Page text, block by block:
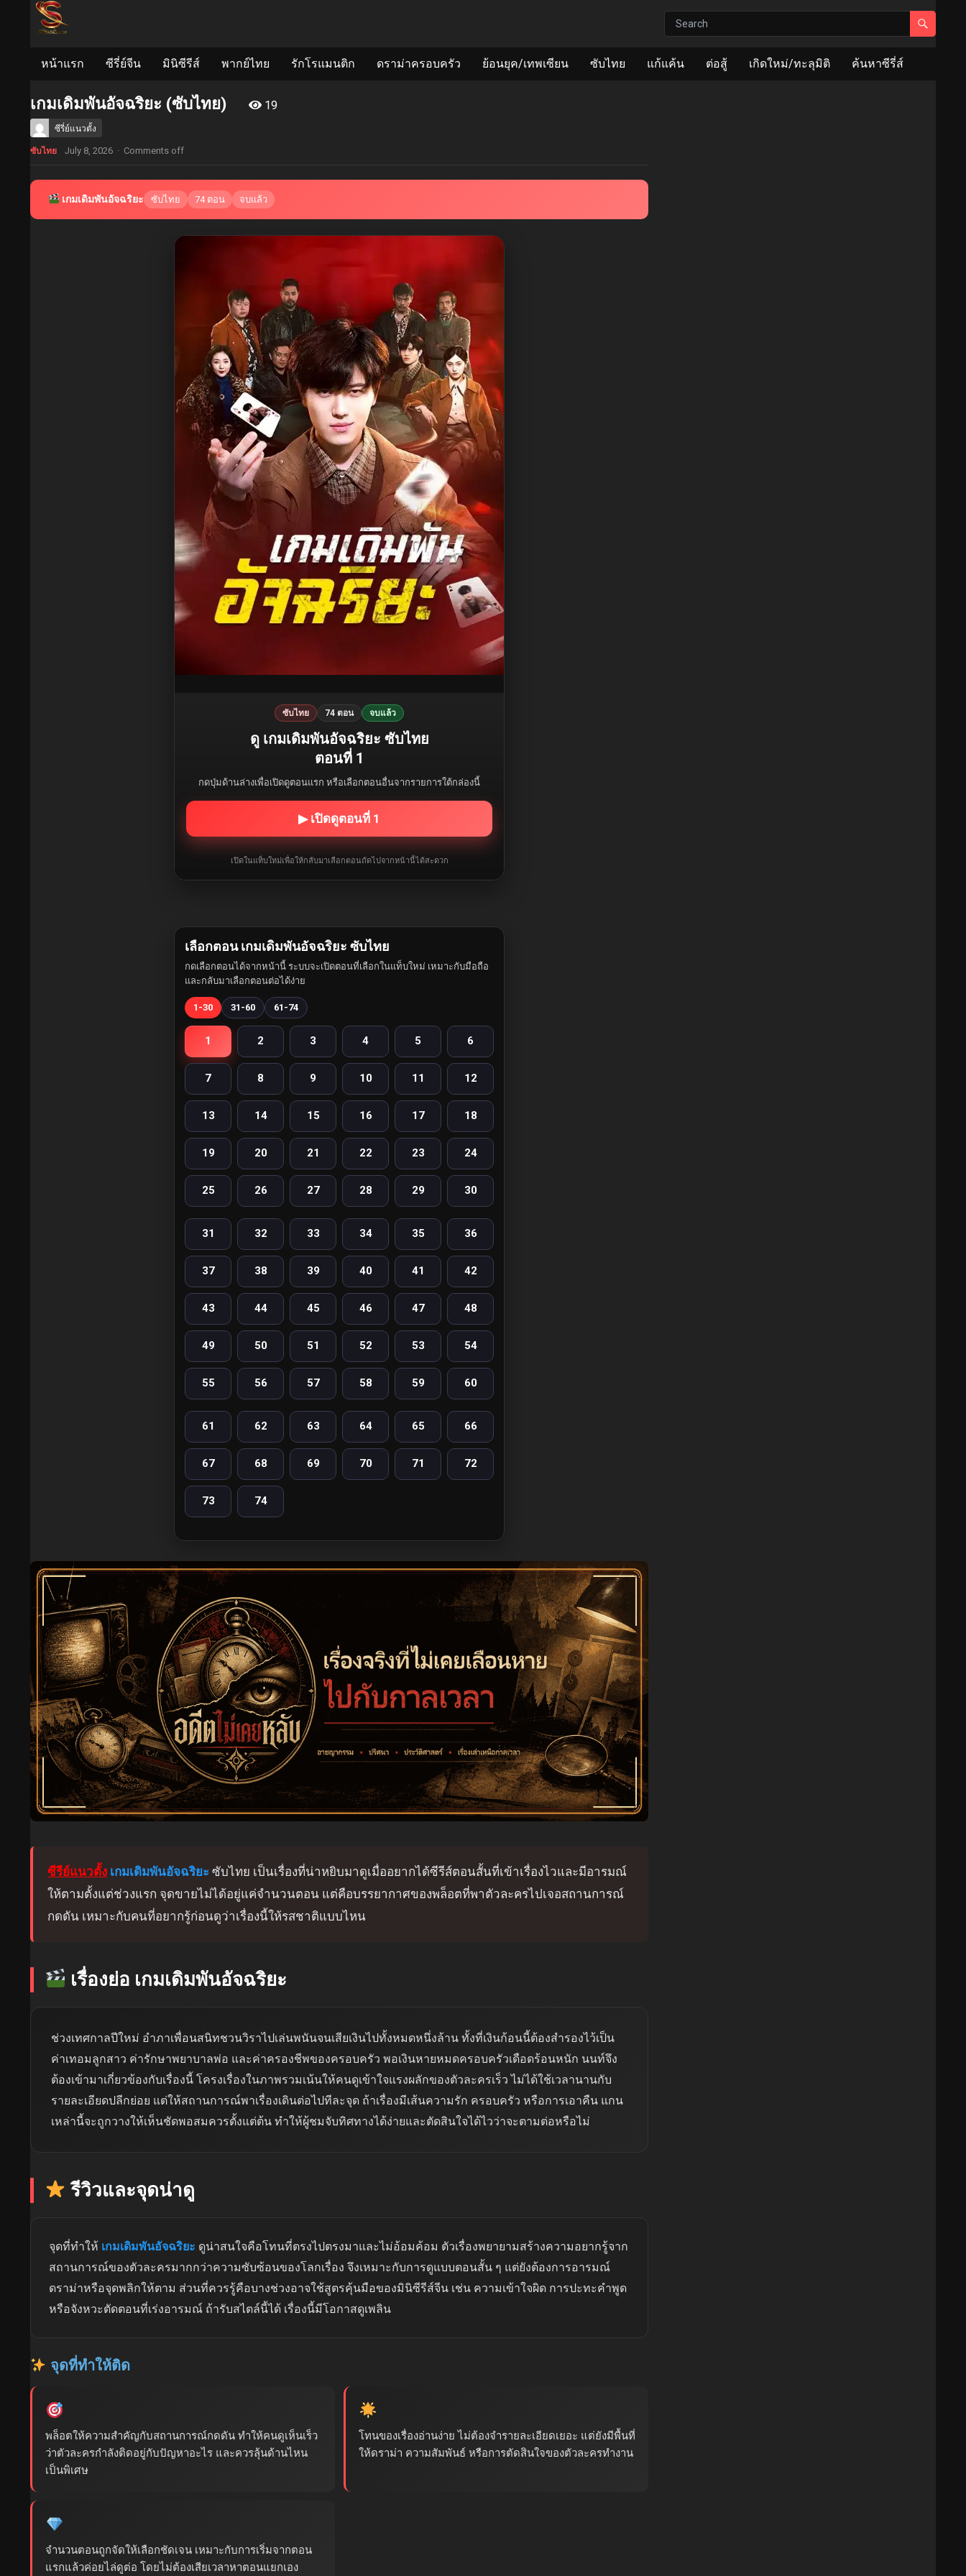
หน้าแรก ซีรี่ย์จีน มินิซีรีส์ พากย์ไทย รักโรแมนติก ดราม่าครอบครัว ย้อนยุค/เทพเซียน ซับไทย แก้แค้น ต่อสู้ เกิดใหม่/ทะลุมิติ ค้นหาซีรี่ส์
เกมเดิมพันอัจฉริยะ (ซับไทย) 19
ซีรี่ย์แนวตั้ง
ซับไทย July 8, 2026 · Comments off
เกมเดิมพันอัจฉริยะ ซับไทย 74 ตอน จบแล้ว
ซับไทย 74 ตอน จบแล้ว
ดู เกมเดิมพันอัจฉริยะ ซับไทย
ตอนที่ 1
กดปุ่มด้านล่างเพื่อเปิดดูตอนแรก หรือเลือกตอนอื่นจากรายการใต้กล่องนี้
▶ เปิดดูตอนที่ 1
เปิดในแท็บใหม่เพื่อให้กลับมาเลือกตอนถัดไปจากหน้านี้ได้สะดวก
เลือกตอน เกมเดิมพันอัจฉริยะ ซับไทย
กดเลือกตอนได้จากหน้านี้ ระบบจะเปิดตอนที่เลือกในแท็บใหม่ เหมาะกับมือถือ
และกลับมาเลือกตอนต่อได้ง่าย
1-30 31-60 61-74
1 2 3 4 5 6
7 8 9 10 11 12
13 14 15 16 17 18
19 20 21 22 23 24
25 26 27 28 29 30
31 32 33 34 35 36
37 38 39 40 41 42
43 44 45 46 47 48
49 50 51 52 53 54
55 56 57 58 59 60
61 62 63 64 65 66
67 68 69 70 71 72
73 74
ซีรีย์แนวตั้ง เกมเดิมพันอัจฉริยะ ซับไทย เป็นเรื่องที่น่าหยิบมาดูเมื่ออยากได้ซีรีส์ตอนสั้นที่เข้าเรื่องไวและมีอารมณ์
ให้ตามตั้งแต่ช่วงแรก จุดขายไม่ได้อยู่แค่จำนวนตอน แต่คือบรรยากาศของพล็อตที่พาตัวละครไปเจอสถานการณ์
กดดัน เหมาะกับคนที่อยากรู้ก่อนดูว่าเรื่องนี้ให้รสชาติแบบไหน
เรื่องย่อ เกมเดิมพันอัจฉริยะ
ช่วงเทศกาลปีใหม่ อำภาเพื่อนสนิทชวนวิราไปเล่นพนันจนเสียเงินไปทั้งหมดหนึ่งล้าน ทั้งที่เงินก้อนนี้ต้องสำรองไว้เป็น
ค่าเทอมลูกสาว ค่ารักษาพยาบาลพ่อ และค่าครองชีพของครอบครัว พอเงินหายหมดครอบครัวเดือดร้อนหนัก นนท์จึง
ต้องเข้ามาเกี่ยวข้องกับเรื่องนี้ โครงเรื่องในภาพรวมเน้นให้คนดูเข้าใจแรงผลักของตัวละครเร็ว ไม่ได้ใช้เวลานานกับ
รายละเอียดปลีกย่อย แต่ให้สถานการณ์พาเรื่องเดินต่อไปทีละจุด ถ้าเรื่องมีเส้นความรัก ครอบครัว หรือการเอาคืน แกน
เหล่านี้จะถูกวางให้เห็นชัดพอสมควรตั้งแต่ต้น ทำให้ผู้ชมจับทิศทางได้ง่ายและตัดสินใจได้ไวว่าจะตามต่อหรือไม่
รีวิวและจุดน่าดู
จุดที่ทำให้ เกมเดิมพันอัจฉริยะ ดูน่าสนใจคือโทนที่ตรงไปตรงมาและไม่อ้อมค้อม ตัวเรื่องพยายามสร้างความอยากรู้จาก
สถานการณ์ของตัวละครมากกว่าความซับซ้อนของโลกเรื่อง จึงเหมาะกับการดูแบบตอนสั้น ๆ แต่ยังต้องการอารมณ์
ดราม่าหรือจุดพลิกให้ตาม ส่วนที่ควรรู้คือบางช่วงอาจใช้สูตรคุ้นมือของมินิซีรีส์จีน เช่น ความเข้าใจผิด การปะทะคำพูด
หรือจังหวะตัดตอนที่เร่งอารมณ์ ถ้ารับสไตล์นี้ได้ เรื่องนี้มีโอกาสดูเพลิน
จุดที่ทำให้ติด
พล็อตให้ความสำคัญกับสถานการณ์กดดัน ทำให้คนดูเห็นเร็ว
ว่าตัวละครกำลังติดอยู่กับปัญหาอะไร และควรลุ้นด้านไหน
เป็นพิเศษ
โทนของเรื่องอ่านง่าย ไม่ต้องจำรายละเอียดเยอะ แต่ยังมีพื้นที่
ให้ดราม่า ความสัมพันธ์ หรือการตัดสินใจของตัวละครทำงาน
จำนวนตอนถูกจัดให้เลือกชัดเจน เหมาะกับการเริ่มจากตอน
แรกแล้วค่อยไล่ดูต่อ โดยไม่ต้องเสียเวลาหาตอนแยกเอง